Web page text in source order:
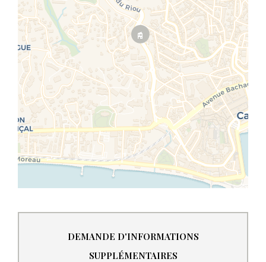
DEMANDE D'INFORMATIONS
SUPPLÉMENTAIRES